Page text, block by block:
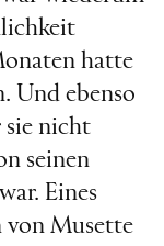
hatte
Und ebenso
sie nicht
seinen
Eines
von Musette